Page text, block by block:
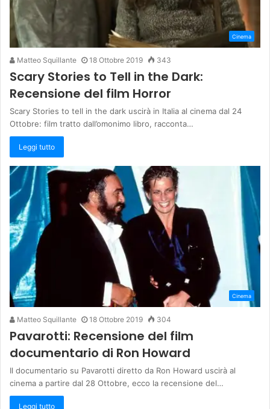
Cinema
Matteo Squillante 18 Ottobre 2019 343
Scary Stories to Tell in the Dark:
Recensione del film Horror
Scary Stories to tell in the dark uscirà in Italia al cinema dal 24
Ottobre: film tratto dall’omonimo libro, racconta…
Leggi tutto
Cinema
Matteo Squillante 18 Ottobre 2019 304
Pavarotti: Recensione del film
documentario di Ron Howard
Il documentario su Pavarotti diretto da Ron Howard uscirà al
cinema a partire dal 28 Ottobre, ecco la recensione del…
Leggi tutto